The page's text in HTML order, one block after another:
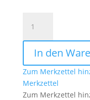
Leg
Pouch
Blackhawk
Menge
In den
Zum Merkzettel
Merkzettel
Zum Merkzettel